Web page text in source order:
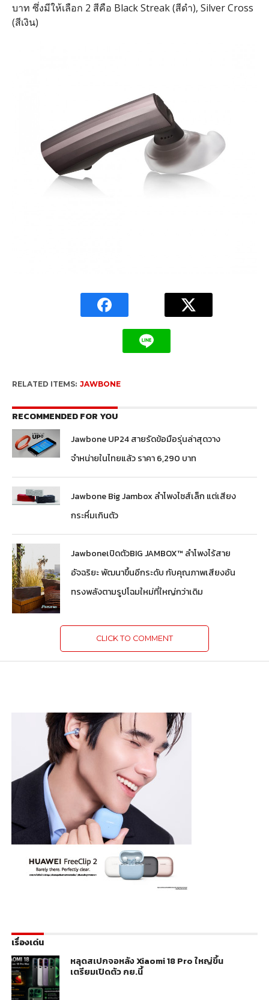
บาท ซึ่งมีให้เลือก 2 สีคือ Black Streak (สีดำ), Silver Cross
(สีเงิน)
RELATED ITEMS: JAWBONE
RECOMMENDED FOR YOU
Jawbone UP24 สายรัดข้อมือรุ่นล่าสุดวาง
จำหน่ายในไทยแล้ว ราคา 6,290 บาท
Jawbone Big Jambox ลำโพงไซส์เล็ก แต่เสียง
กระหึ่มเกินตัว
JawboneเปิดตัวBIG JAMBOX™ ลำโพงไร้สาย
อัจฉริยะ พัฒนาขึ้นอีกระดับ กับคุณภาพเสียงอัน
ทรงพลังตามรูปโฉมใหม่ที่ใหญ่กว่าเดิม
CLICK TO COMMENT
เรื่องเด่น
หลุดสเปกจอหลัง Xiaomi 18 Pro ใหญ่ขึ้น
เตรียมเปิดตัว กย.นี้